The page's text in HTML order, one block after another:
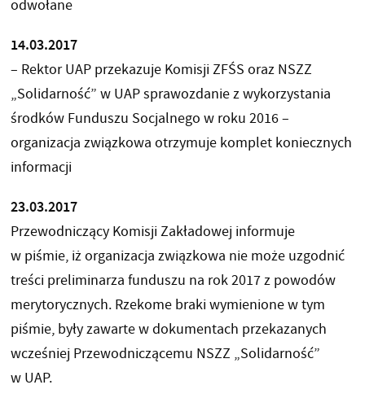
odwołane
14.03.2017
– Rektor UAP przekazuje Komisji ZFŚS oraz NSZZ
„Solidarność” w UAP sprawozdanie z wykorzystania
środków Funduszu Socjalnego w roku 2016 –
organizacja związkowa otrzymuje komplet koniecznych
informacji
23.03.2017
Przewodniczący Komisji Zakładowej informuje
w piśmie, iż organizacja związkowa nie może uzgodnić
treści preliminarza funduszu na rok 2017 z powodów
merytorycznych. Rzekome braki wymienione w tym
piśmie, były zawarte w dokumentach przekazanych
wcześniej Przewodniczącemu NSZZ „Solidarność”
w UAP.